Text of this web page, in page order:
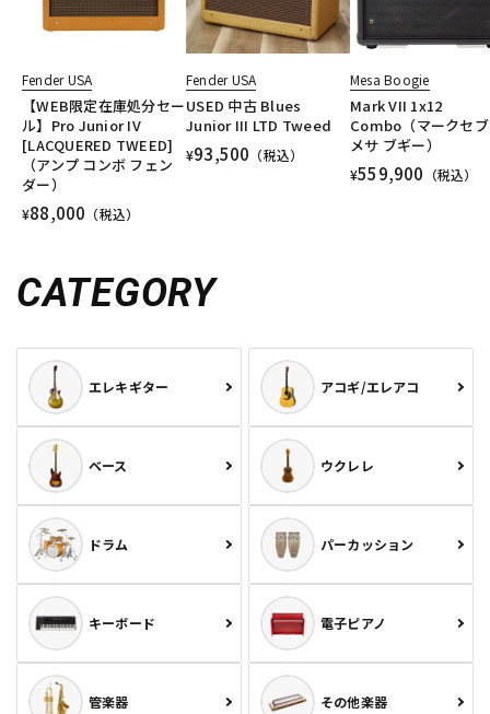
Fender USA
【WEB限定在庫処分セー
ル】Pro Junior IV
[LACQUERED TWEED]
（アンプ コンボ フェン
ダー）
¥88,000 （税込）
Fender USA
USED 中古 Blues
Junior III LTD Tweed
¥93,500 （税込）
Mesa Boogie
Mark VII 1x12
Combo（マークセ
メサ ブギー）
¥559,900 （税込）
CATEGORY
エレキギター アコギ/エレアコ
ベース ウクレレ
ドラム パーカッション
キーボード 電子ピアノ
管楽器 その他楽器